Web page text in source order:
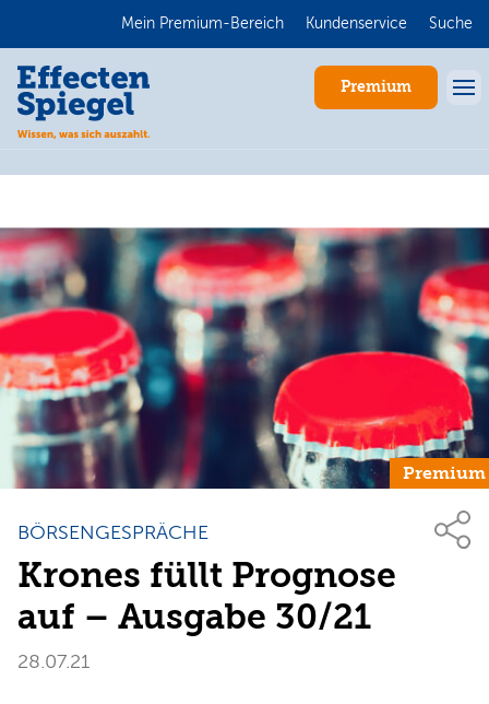
Mein Premium-Bereich Kundenservice Suche
Premium
Premium
BÖRSENGESPRÄCHE
Krones füllt Prognose
auf – Ausgabe 30/21
28.07.21
Anmelden